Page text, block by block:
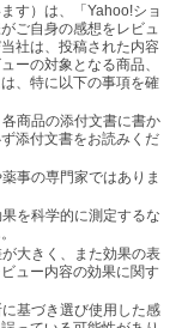
す）は、「Yahoo!ショ
ご自身の感想をレビュ
社は、投稿された内容
ーの対象となる商品、
、特に以下の事項を確
商品の添付文書に書か
添付文書をお読みくだ
事の専門家ではありま
を科学的に測定するな
大きく、また効果の表
ュー内容の効果に関す
基づき選び使用した感